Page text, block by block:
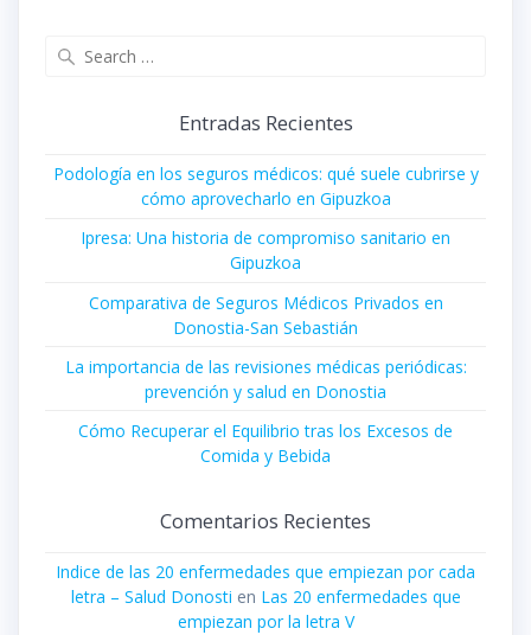
Entradas Recientes
Podología en los seguros médicos: qué suele cubrirse y
cómo aprovecharlo en Gipuzkoa
Ipresa: Una historia de compromiso sanitario en
Gipuzkoa
Comparativa de Seguros Médicos Privados en
Donostia-San Sebastián
La importancia de las revisiones médicas periódicas:
prevención y salud en Donostia
Cómo Recuperar el Equilibrio tras los Excesos de
Comida y Bebida
Comentarios Recientes
Indice de las 20 enfermedades que empiezan por cada
letra – Salud Donosti en Las 20 enfermedades que
empiezan por la letra V